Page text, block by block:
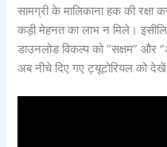
सामग्री के मालिकाना हक की रक्षा
कड़ी मेहनत का लाभ न मिले।
डाउनलोड विकल्प को “सक्षम” और
अब नीचे दिए गए ट्यूटोरियल को